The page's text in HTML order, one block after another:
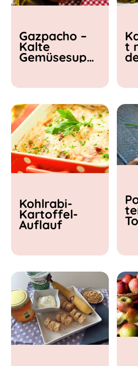
< 15 min
15 - 30 min
30 - 60 min
Gazpacho –
Kalte
Gemüsesupp
t
Kohlrabi-
Kartoffel-
Auflauf